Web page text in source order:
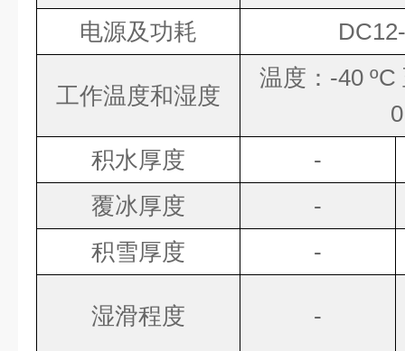
电源及功耗
工作温度和湿度
温度：-40 ºC
积水厚度
-
覆冰厚度
-
积雪厚度
-
湿滑程度 -